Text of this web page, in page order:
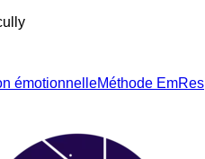
émotionnelleMéthode EmRes